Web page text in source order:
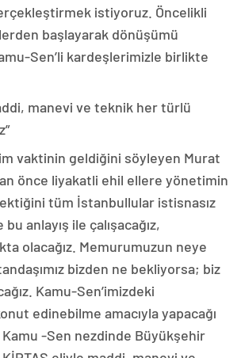
istiyoruz. Öncelikli
başlayarak dönüşümü
Sen’li kardeşlerimizle birlikte
manevi ve teknik her türlü
vaktinin geldiğini söyleyen Murat
önce liyakatli ehil ellere yönetimin
tüm İstanbullular istisnasız
anlayış ile çalışacağız,
olacağız. Memurumuzun neye
bizden ne bekliyorsa; biz
Kamu-Sen’imizdeki
edinebilme amacıyla yapacağı
-Sen nezdinde Büyükşehir